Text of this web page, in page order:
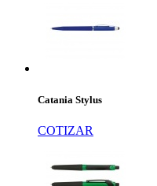
Catania Stylus
COTIZAR